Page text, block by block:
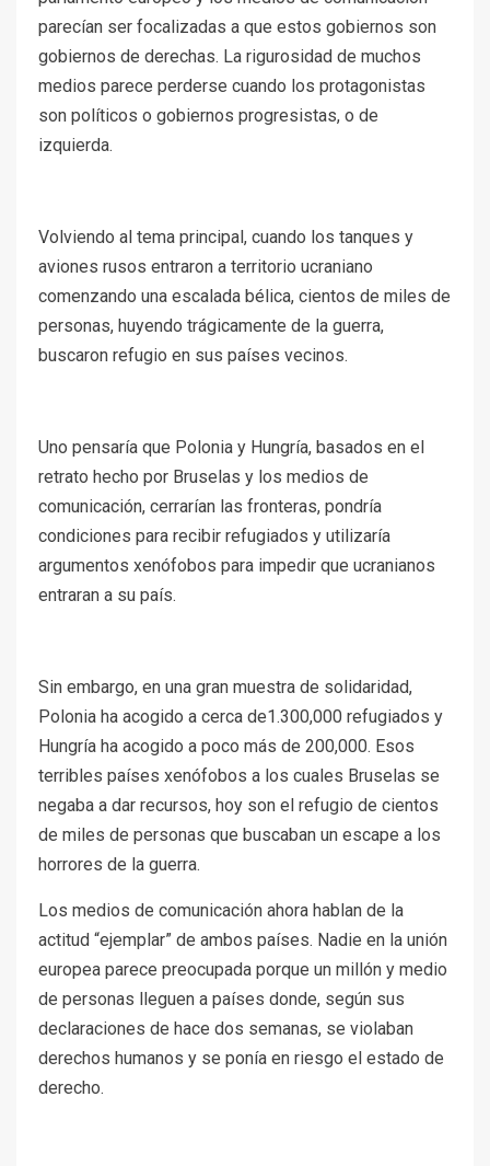
parecían ser focalizadas a que estos gobiernos son
gobiernos de derechas. La rigurosidad de muchos
medios parece perderse cuando los protagonistas
son políticos o gobiernos progresistas, o de
izquierda.
Volviendo al tema principal, cuando los tanques y
aviones rusos entraron a territorio ucraniano
comenzando una escalada bélica, cientos de miles de
personas, huyendo trágicamente de la guerra,
buscaron refugio en sus países vecinos.
Uno pensaría que Polonia y Hungría, basados en el
retrato hecho por Bruselas y los medios de
comunicación, cerrarían las fronteras, pondría
condiciones para recibir refugiados y utilizaría
argumentos xenófobos para impedir que ucranianos
entraran a su país.
Sin embargo, en una gran muestra de solidaridad,
Polonia ha acogido a cerca de1.300,000 refugiados y
Hungría ha acogido a poco más de 200,000. Esos
terribles países xenófobos a los cuales Bruselas se
negaba a dar recursos, hoy son el refugio de cientos
de miles de personas que buscaban un escape a los
horrores de la guerra.
Los medios de comunicación ahora hablan de la
actitud “ejemplar” de ambos países. Nadie en la unión
europea parece preocupada porque un millón y medio
de personas lleguen a países donde, según sus
declaraciones de hace dos semanas, se violaban
derechos humanos y se ponía en riesgo el estado de
derecho.